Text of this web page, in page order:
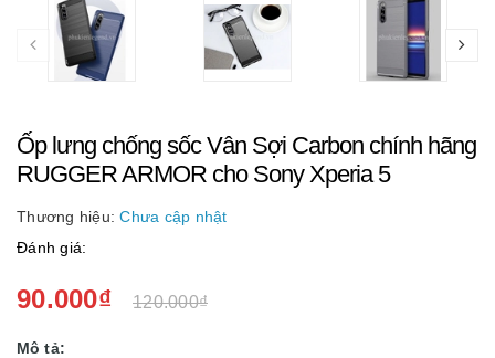
Ốp lưng chống sốc Vân Sợi Carbon chính hãng
RUGGER ARMOR cho Sony Xperia 5
Thương hiệu: Chưa cập nhật
Đánh giá:
90.000₫ 120.000₫
Mô tả: